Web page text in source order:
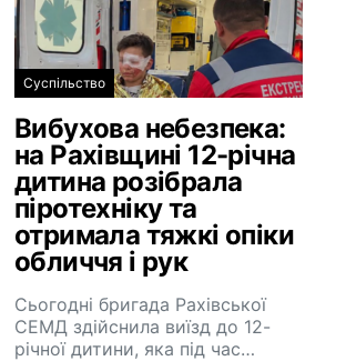
Суспільство
Вибухова небезпека:
на Рахівщині 12-річна
дитина розібрала
піротехніку та
отримала тяжкі опіки
обличчя і рук
Сьогодні бригада Рахівської
СЕМД здійснила виїзд до 12-
річної дитини, яка під час…